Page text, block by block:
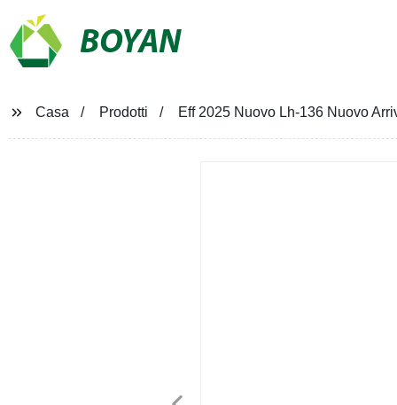
BOYAN
Casa Prodotti Eff 2025 Nuovo Lh-136 Nuovo